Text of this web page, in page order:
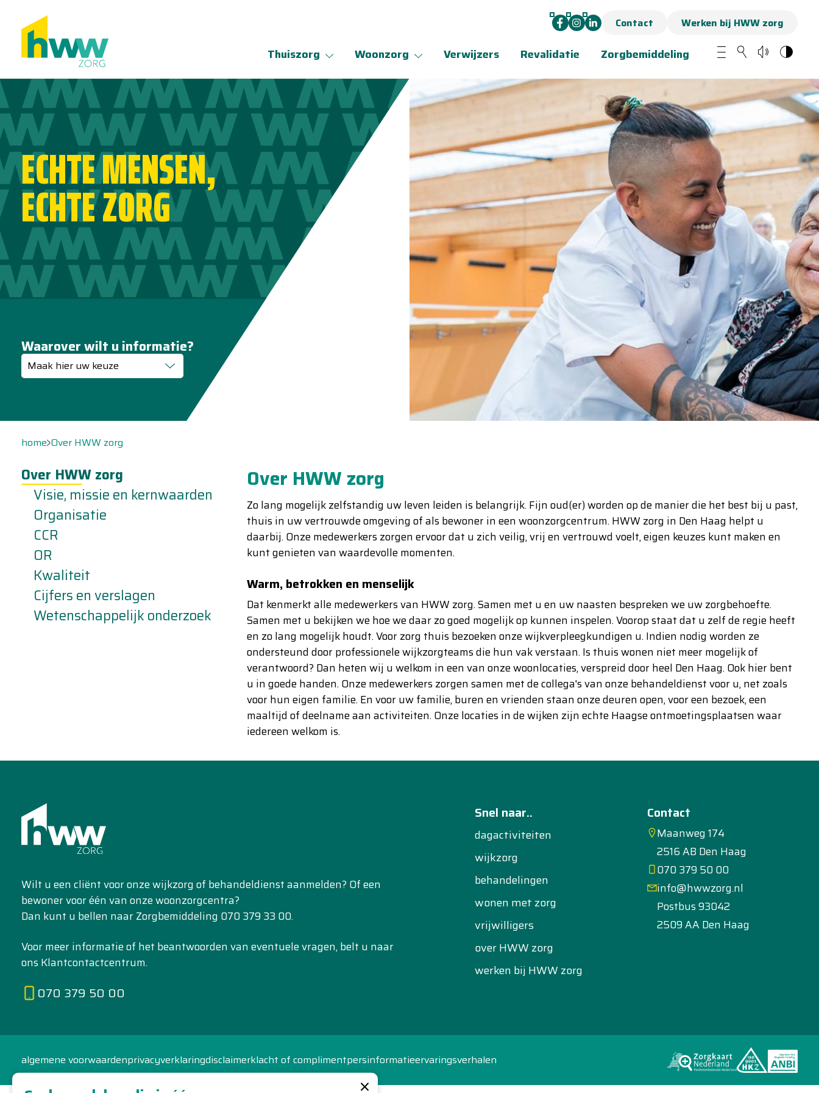
Contact Werken bij HWW zorg
Thuiszorg Woonzorg Verwijzers Revalidatie Zorgbemiddeling
ECHTE MENSEN,
ECHTE ZORG
Waarover wilt u informatie?
Maak hier uw keuze
home Over HWW zorg
Over HWW zorg
Visie, missie en kernwaarden
Organisatie
CCR
OR
Kwaliteit
Cijfers en verslagen
Wetenschappelijk onderzoek
Over HWW zorg
Zo lang mogelijk zelfstandig uw leven leiden is belangrijk. Fijn oud(er) worden op de manier die het best bij u past,
thuis in uw vertrouwde omgeving of als bewoner in een woonzorgcentrum. HWW zorg in Den Haag helpt u
daarbij. Onze medewerkers zorgen ervoor dat u zich veilig, vrij en vertrouwd voelt, eigen keuzes kunt maken en
kunt genieten van waardevolle momenten.
Warm, betrokken en menselijk
Dat kenmerkt alle medewerkers van HWW zorg. Samen met u en uw naasten bespreken we uw zorgbehoefte.
Samen met u bekijken we hoe we daar zo goed mogelijk op kunnen inspelen. Voorop staat dat u zelf de regie heeft
en zo lang mogelijk houdt. Voor zorg thuis bezoeken onze wijkverpleegkundigen u. Indien nodig worden ze
ondersteund door professionele wijkzorgteams die hun vak verstaan. Is thuis wonen niet meer mogelijk of
verantwoord? Dan heten wij u welkom in een van onze woonlocaties, verspreid door heel Den Haag. Ook hier bent
u in goede handen. Onze medewerkers zorgen samen met de collega's van onze behandeldienst voor u, net zoals
voor hun eigen familie. En voor uw familie, buren en vrienden staan onze deuren open, voor een bezoek, een
maaltijd of deelname aan activiteiten. Onze locaties in de wijken zijn echte Haagse ontmoetingsplaatsen waar
iedereen welkom is.
Wilt u een cliënt voor onze wijkzorg of behandeldienst aanmelden? Of een
bewoner voor één van onze woonzorgcentra?
Dan kunt u bellen naar Zorgbemiddeling 070 379 33 00.
Voor meer informatie of het beantwoorden van eventuele vragen, belt u naar
ons Klantcontactcentrum.
070 379 50 00
Snel naar..
dagactiviteiten
wijkzorg
behandelingen
wonen met zorg
vrijwilligers
over HWW zorg
werken bij HWW zorg
Contact
Maanweg 174
2516 AB Den Haag
070 379 50 00
info@hwwzorg.nl
Postbus 93042
2509 AA Den Haag
algemene voorwaardenprivacyverklaringdisclaimerklacht of complimentpersinformatieervaringsverhalen
×